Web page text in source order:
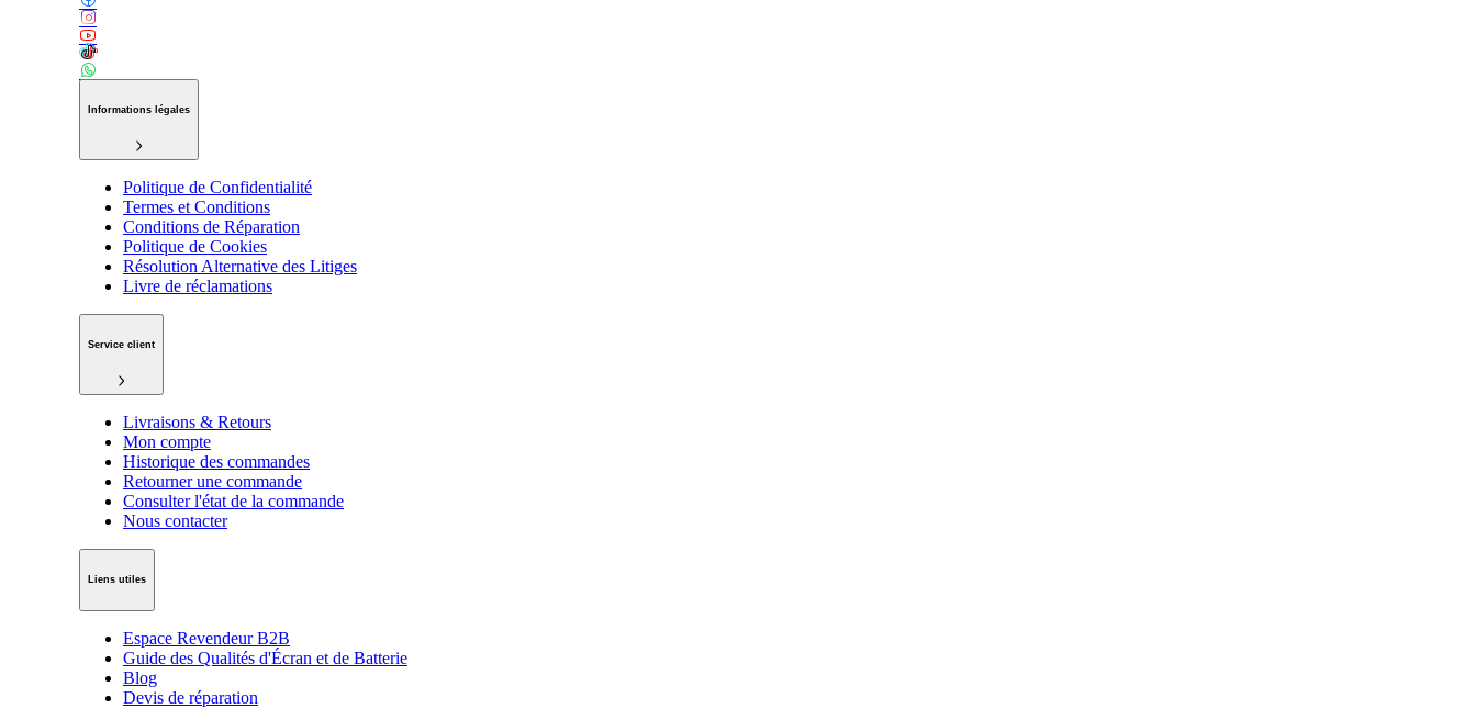
Informations légales
Politique de Confidentialité
Termes et Conditions
Conditions de Réparation
Politique de Cookies
Résolution Alternative des Litiges
Livre de réclamations
Service client
Livraisons & Retours
Mon compte
Historique des commandes
Retourner une commande
Consulter l'état de la commande
Nous contacter
Liens utiles
Espace Revendeur B2B
Guide des Qualités d'Écran et de Batterie
Blog
Devis de réparation